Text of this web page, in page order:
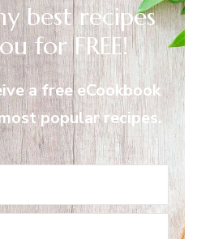
best recipes
for FREE!
a free eCookbook
popular recipes.